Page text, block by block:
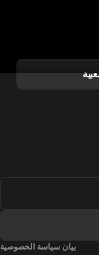
بيان سياسة الخصوصية